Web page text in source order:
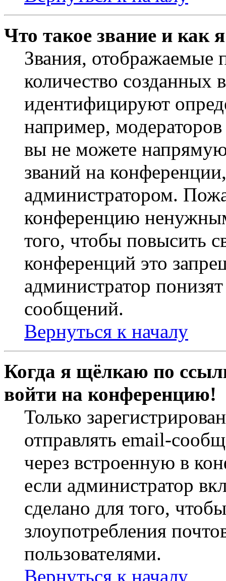
Что такое звание и как
Звания,
количество
идентифицируют
например,
вы не можете
званий на
администратором.
конференцию
того, чтобы повысить
конференций это
администратор
сообщений.
Вернуться к началу
Когда я щёлкаю по
войти на конференцию!
Только
отправлять email-
через встроенную в
если администратор
сделано для того,
злоупотребления
пользователями.
Вернуться к началу